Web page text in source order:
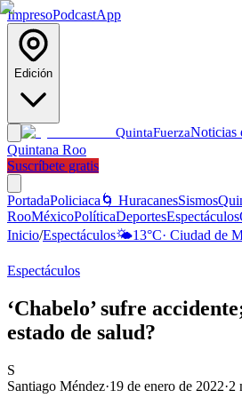
ImpresoPodcastApp
Edición
QuintaFuerzaNoticias
Quintana Roo
Suscríbete gratis
PortadaPoliciaca 🌀 HuracanesSismos
RooMéxicoPolíticaDeportesEspectáculos
Inicio/Espectáculos🌤️13°C· Ciudad de
Espectáculos
‘Chabelo’ sufre
estado de salud?
S
Santiago Méndez·19 de enero de 2022·2